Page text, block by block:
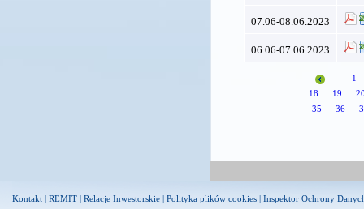
07.06-08.06.2023
06.06-07.06.2023
1
18
19
35
36
Kontakt | REMIT | Relacje Inwestorskie | Polityka plików cookies | Inspektor Ochrony